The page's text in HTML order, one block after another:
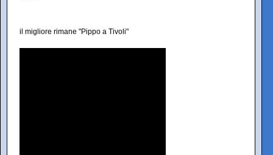
il migliore rimane "Pippo a Tivoli"